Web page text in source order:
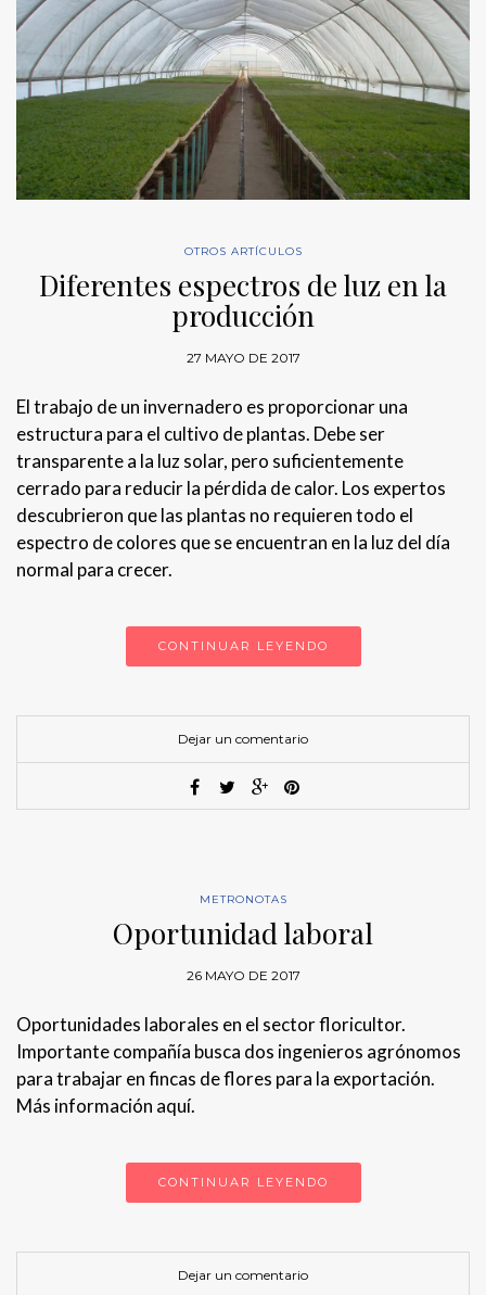
OTROS ARTÍCULOS
Diferentes espectros de luz en la
producción
27 MAYO DE 2017
El trabajo de un invernadero es proporcionar una
estructura para el cultivo de plantas. Debe ser
transparente a la luz solar, pero suficientemente
cerrado para reducir la pérdida de calor. Los expertos
descubrieron que las plantas no requieren todo el
espectro de colores que se encuentran en la luz del día
normal para crecer.
CONTINUAR LEYENDO
Dejar un comentario
METRONOTAS
Oportunidad laboral
26 MAYO DE 2017
Oportunidades laborales en el sector floricultor.
Importante compañía busca dos ingenieros agrónomos
para trabajar en fincas de flores para la exportación.
Más información​ aquí.
CONTINUAR LEYENDO
Dejar un comentario